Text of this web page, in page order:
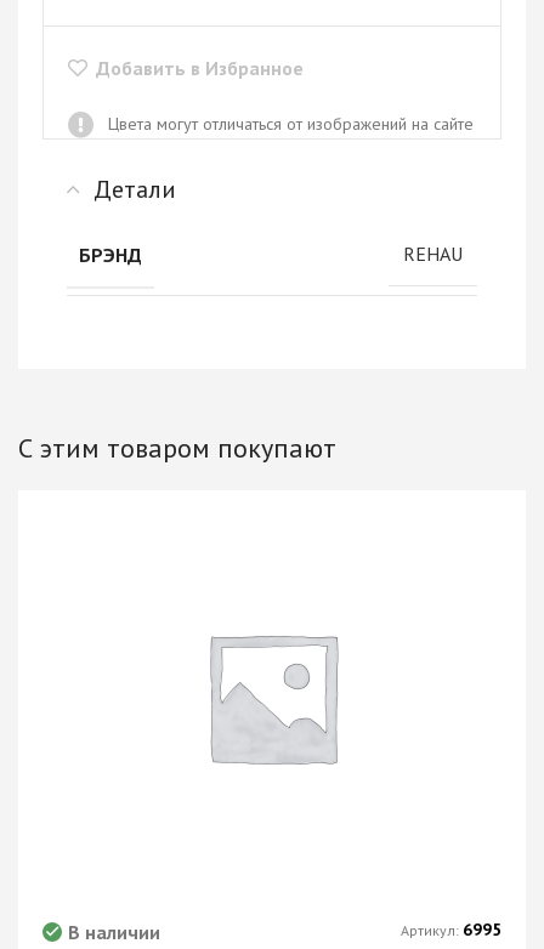
Добавить в Избранное
Цвета могут отличаться от изображений на сайте
Детали
БРЭНД REHAU
С этим товаром покупают
В наличии Артикул: 6995